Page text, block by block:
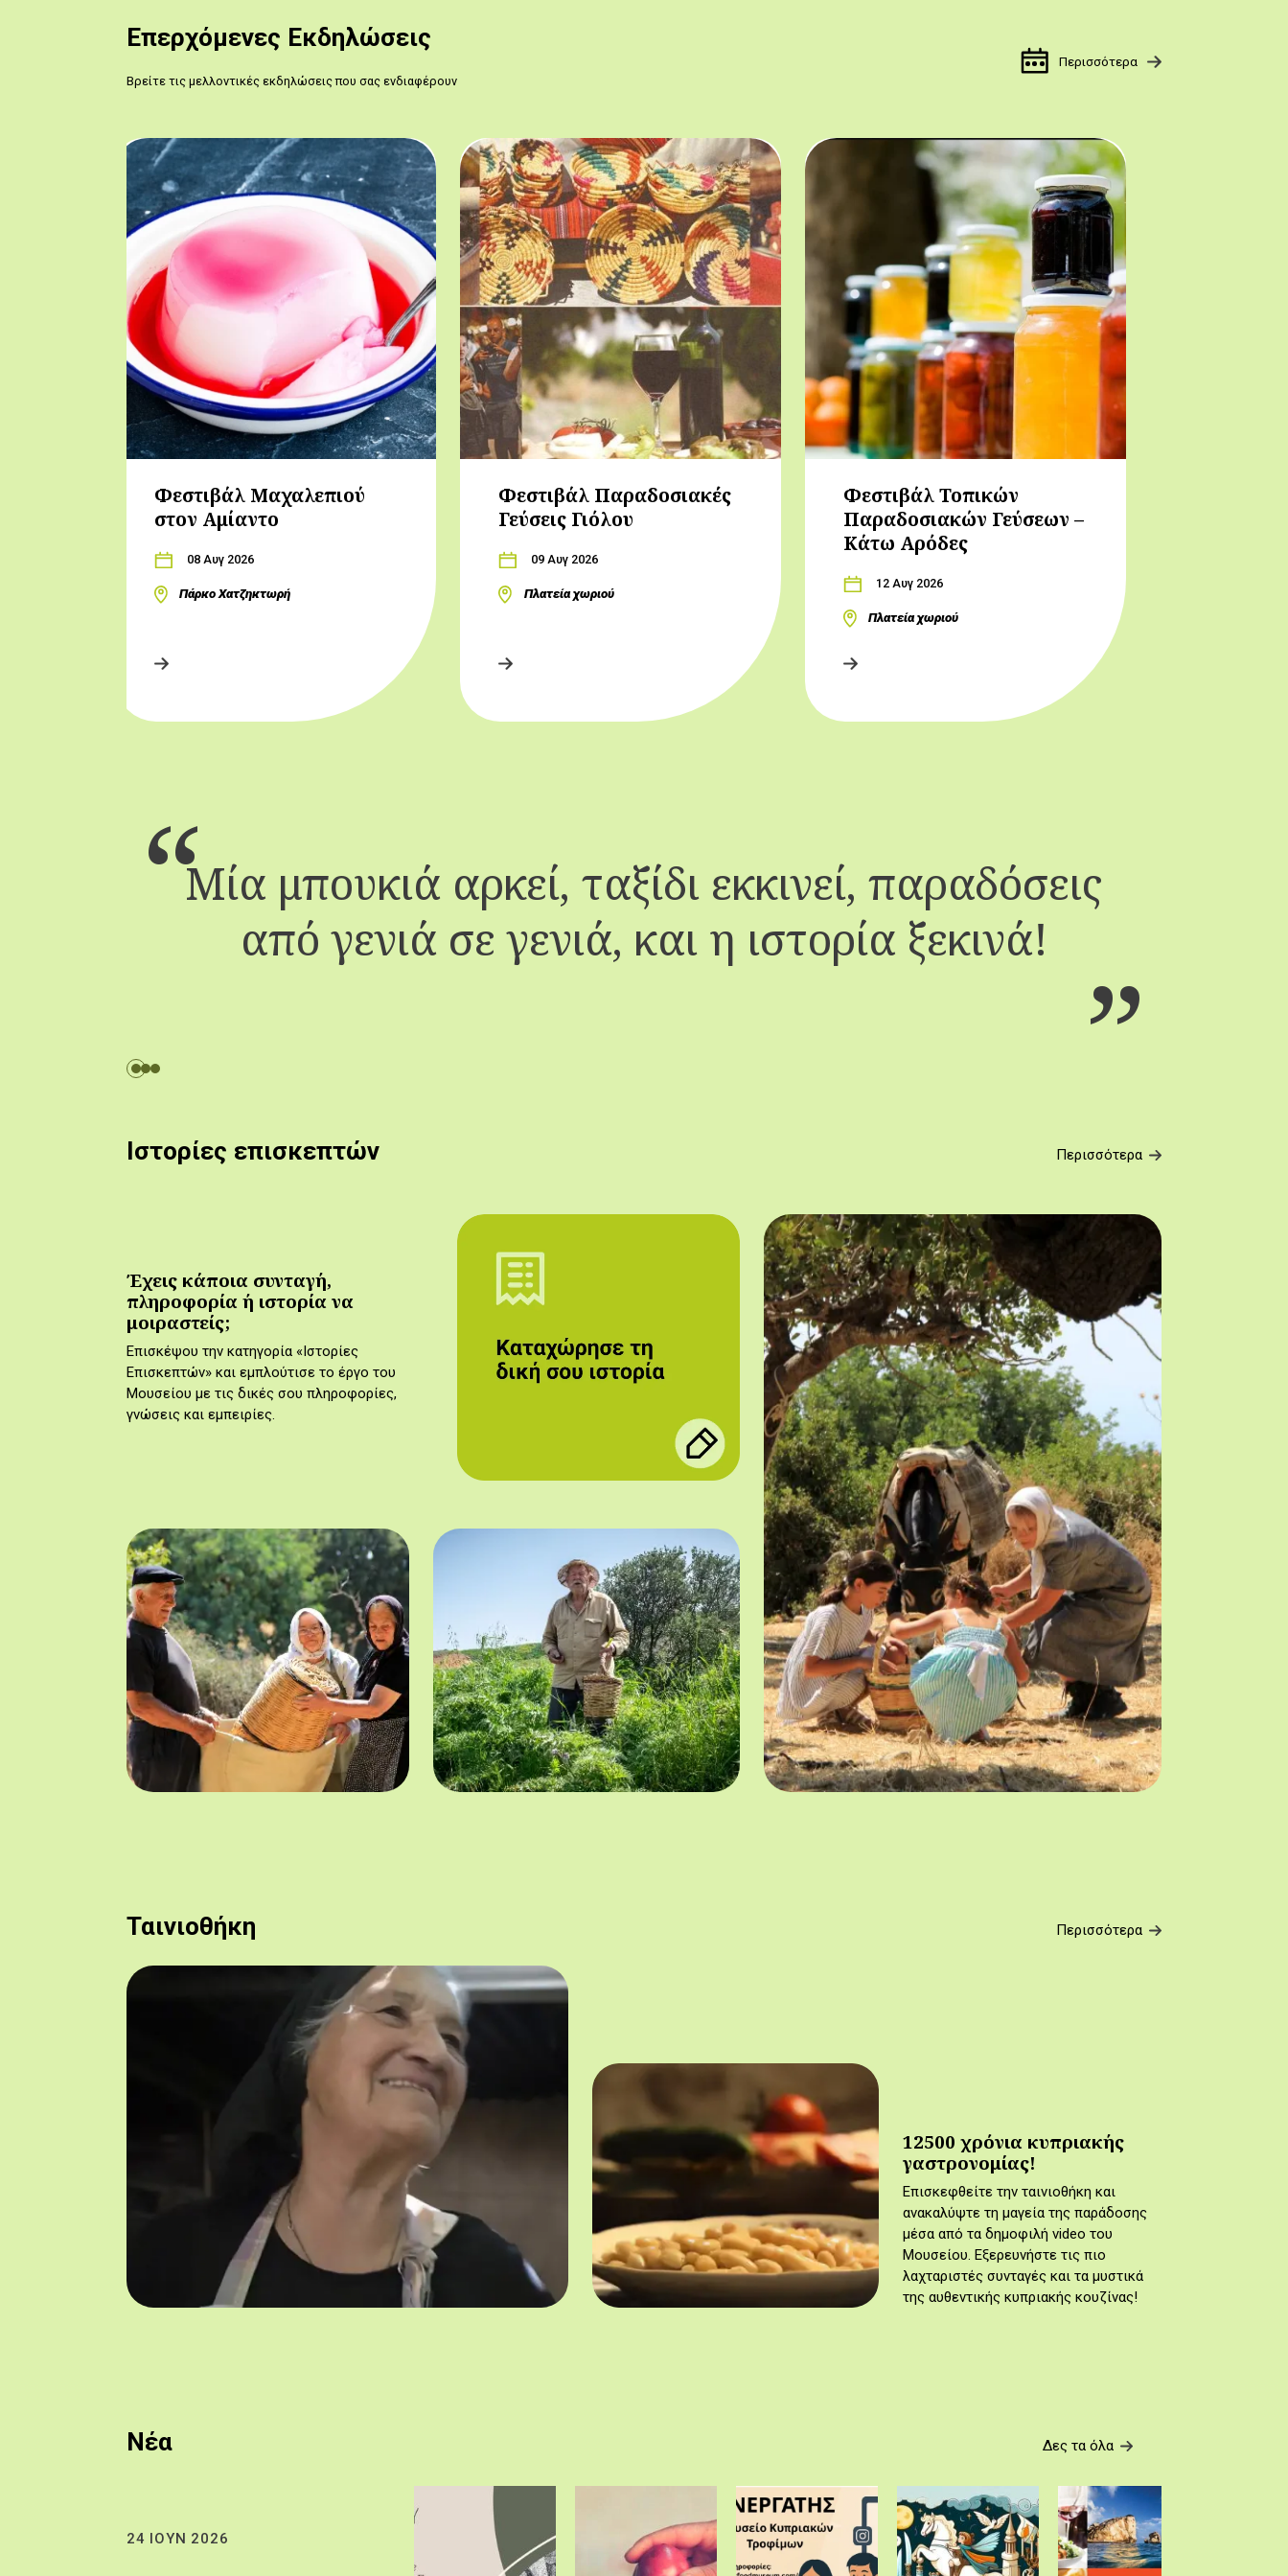
Επερχόμενες Εκδηλώσεις
Βρείτε τις μελλοντικές εκδηλώσεις που σας ενδιαφέρουν
Φεστιβάλ Μαχαλεπιού
στον Αμίαντο
08 Αυγ 2026
Πάρκο Χατζηκτωρή
Φεστιβάλ Παραδοσιακές
Γεύσεις Γιόλου
09 Αυγ 2026
Πλατεία χωριού
Φεστιβάλ Τοπικών
Παραδοσιακών Γεύσεων –
Κάτω Αρόδες
12 Αυγ 2026
Πλατεία χωριού
Περισσότερα
Μία μπουκιά αρκεί, ταξίδι εκκινεί, παραδόσεις
από γενιά σε γενιά, και η ιστορία ξεκινά!
Ιστορίες επισκεπτών Περισσότερα
Έχεις κάποια συνταγή,
πληροφορία ή ιστορία να
μοιραστείς;
Επισκέψου την κατηγορία «Ιστορίες
Επισκεπτών» και εμπλούτισε το έργο του
Μουσείου με τις δικές σου πληροφορίες,
γνώσεις και εμπειρίες.
Ταινιοθήκη Περισσότερα
12500 χρόνια κυπριακής
γαστρονομίας!
Επισκεφθείτε την ταινιοθήκη και
ανακαλύψτε τη μαγεία της παράδοσης
μέσα από τα δημοφιλή video του
Μουσείου. Εξερευνήστε τις πιο
λαχταριστές συνταγές και τα μυστικά
της αυθεντικής κυπριακής κουζίνας!
Νέα Δες τα όλα
24 ΙΟΥΝ 2026